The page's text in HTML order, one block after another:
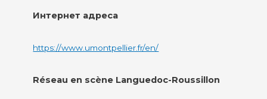
Интернет адреса
https://www.umontpellier.fr/en/
Réseau en scène Languedoc-Roussillon